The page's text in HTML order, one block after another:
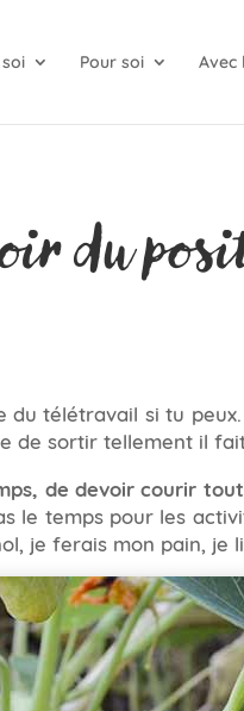
Pour soi Avec
du
du télétravail si tu
de sortir tellement il
de devoir courir
le temps pour les
je ferais mon pain, je